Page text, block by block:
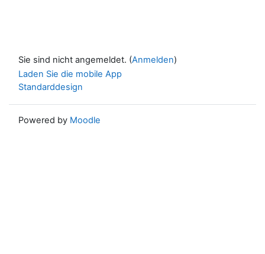
Sie sind nicht angemeldet. (Anmelden)
Laden Sie die mobile App
Standarddesign
Powered by Moodle